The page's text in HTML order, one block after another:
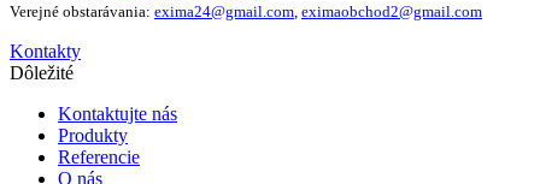
Verejné obstarávania: exima24@gmail.com eximaobchod2@gmail.com
Kontakty
Dôležité
Kontaktujte nás
Produkty
Referencie
O nás